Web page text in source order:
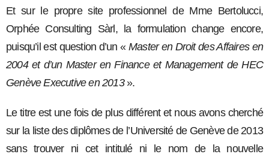
Et sur le propre site professionnel de Mme Bertolucci,
Orphée Consulting Sàrl, la formulation change encore,
puisqu’il est question d’un « Master en Droit des Affaires en
2004 et d’un Master en Finance et Management de HEC
Genève Executive en 2013».
Le titre est une fois de plus différent et nous avons cherché
sur la liste des diplômes de l’Université de Genève de 2013
sans trouver ni cet intitulé ni le nom de la nouvelle